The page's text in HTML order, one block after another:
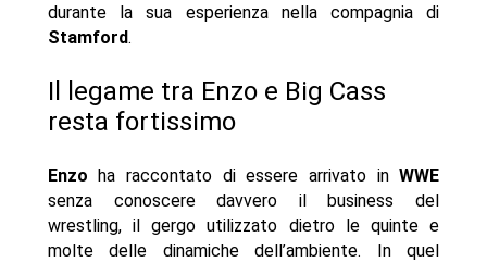
durante la sua esperienza nella compagnia di
Stamford.
Il legame tra Enzo e Big Cass
resta fortissimo
Enzo ha raccontato di essere arrivato inWWE
senza conoscere davvero il business del
wrestling, il gergo utilizzato dietro le quinte e
molte delle dinamiche dell’ambiente. In quel